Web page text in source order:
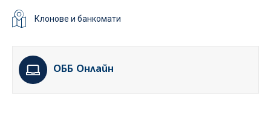
Клонове и банкомати
ОББ Онлайн